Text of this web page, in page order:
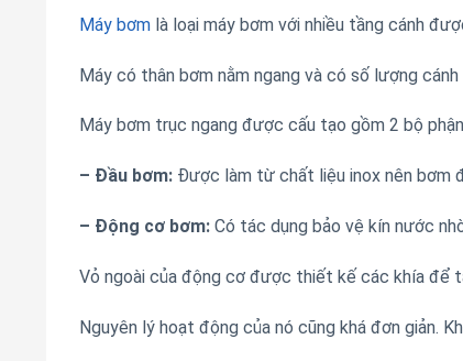
Máy bơm là loại máy bơm với nhiều tầng cánh
Máy có thân bơm nằm ngang và có số lượng
Máy bơm trục ngang được cấu tạo gồm 2 bộ
– Đầu bơm: Được làm từ chất liệu inox nên bơm
– Động cơ bơm: Có tác dụng bảo vệ kín nước
Vỏ ngoài của động cơ được thiết kế các khía để
Nguyên lý hoạt động của nó cũng khá đơn giản.